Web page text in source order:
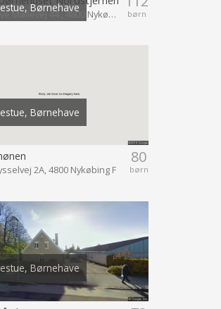
Børnehave børn
Kraghave Møllevej 44 , 4800 Nykøbing F
Børnehave
80
børn
2A, 4800 Nykøbing F
Børnehave